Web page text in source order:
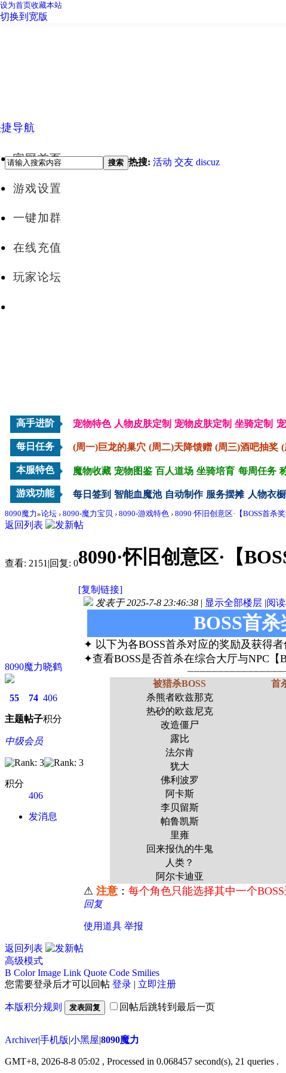
设为首页收藏本站
切换到宽版
导航
官网首页
游戏设置
一键加群
在线充值
玩家论坛
搜索 热搜: 活动 交友 discuz
高手进阶 宠物特色 人物皮肤定制 宠物皮肤定制 坐骑定制
每日任务 (周一)巨龙的巢穴 (周二)天降馈赠 (周三)酒吧抽奖
本服特色 魔物收藏 宠物图鉴 百人道场 坐骑培育 每周任务
游戏功能 每日签到 智能血魔池 自动制作 服务摆摊 人物衣橱
8090魔力 »论坛 › 8090-魔力宝贝 › 8090-游戏特色 › 8090·怀旧创意区·【BOSS首杀奖
返回列表
查看: 2151 |回复: 08090·怀旧创意区·【
[复制链接]
8090魔力晓鹤
55
主题
74
帖子
406
积分
中级会员
积分
406
发消息
发表于 2025-7-8 23:46:38 | 显示全部楼层 |阅
BOSS首
✦ 以下为各BOSS首杀对应的奖励及获得者
✦查看BOSS是否首杀在综合大厅与NPC【
被猎杀BOSS
首
杀熊者欧兹那克
热砂的欧兹尼克
改造僵尸
露比
法尔肯
犹大
佛利波罗
阿卡斯
李贝留斯
帕鲁凯斯
里雍
回来报仇的牛鬼
人类？
阿尔卡迪亚
⚠ 注意 ： 每个角色只能选择其中一个
回复
使用道具 举报
返回列表
高级模式
B Color Image Link Quote Code Smilies
您需要登录后才可以回帖 登录 | 立即注册
本版积分规则 发表回复 回帖后跳转到最后一页
Archiver|手机版|小黑屋|8090魔力
GMT+8, 2026-8-8 05:02 , Processed in 0.068457 second(s), 21 queries .